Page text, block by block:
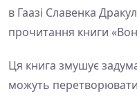
в Гаазі Славенка
прочитання книги
Ця книга змушує
можуть